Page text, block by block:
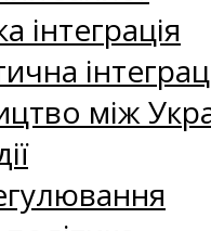
інтеграція
між